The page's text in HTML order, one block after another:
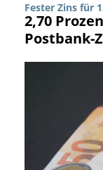
Fester Zins für
2,70
Postbank-